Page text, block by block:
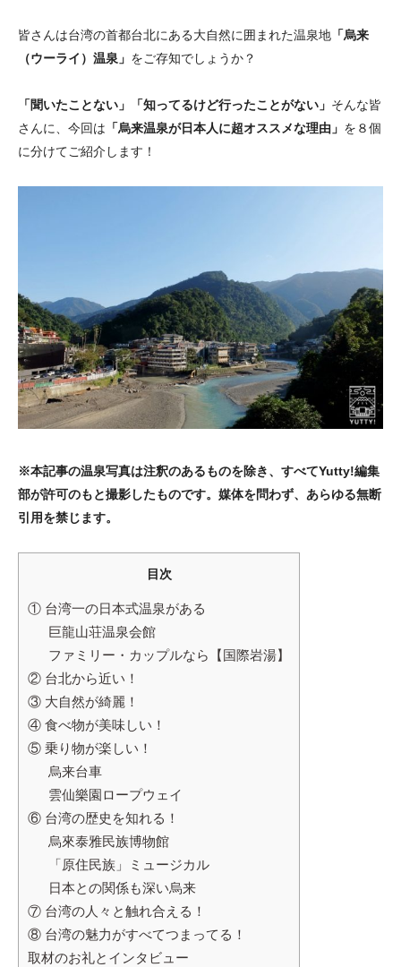
皆さんは台湾の首都台北にある大自然に囲まれた温泉地 「烏来
（ウーライ）温泉」 をご存知でしょうか？
「聞いたことない」「知ってるけど行ったことがない」 そんな皆
さんに、今回は 「烏来温泉が日本人に超オススメな理由」 を８個
に分けてご紹介します！
※本記事の温泉写真は注釈のあるものを除き、すべてYutty!編集
部が許可のもと撮影したものです。媒体を問わず、あらゆる無断
引用を禁じます。
目次
① 台湾一の日本式温泉がある
巨龍山荘温泉会館
ファミリー・カップルなら【国際岩湯】
② 台北から近い！
③ 大自然が綺麗！
④ 食べ物が美味しい！
⑤ 乗り物が楽しい！
烏来台車
雲仙樂園ロープウェイ
⑥ 台湾の歴史を知れる！
烏來泰雅民族博物館
「原住民族」ミュージカル
日本との関係も深い烏来
⑦ 台湾の人々と触れ合える！
⑧ 台湾の魅力がすべてつまってる！
取材のお礼とインタビュー